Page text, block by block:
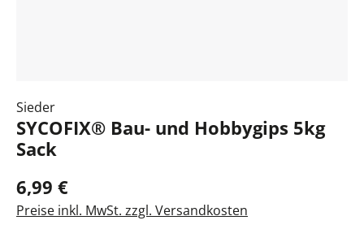
Sieder
SYCOFIX® Bau- und Hobbygips 5kg
Sack
6,99 €
Preise inkl. MwSt. zzgl. Versandkosten